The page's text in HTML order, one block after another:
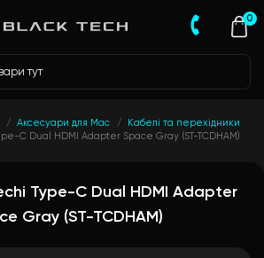
0
Аксесуари для Mac
Кабелі та перехідники
C Dual HDMI Adapter Space Gray (ST-TCDHAM)
Type-C Dual HDMI Adapter
Gray (ST-TCDHAM)